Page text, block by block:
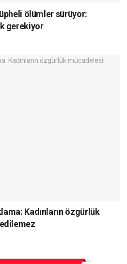
ölümler sürüyor:
gerekiyor
Kadınların özgürlük